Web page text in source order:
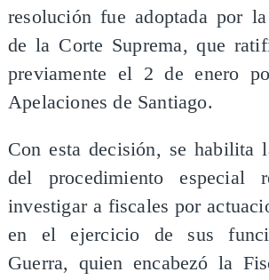
resolución fue adoptada por
de la Corte Suprema, que
previamente el 2 de enero
Apelaciones de Santiago.
Con esta decisión, se habilita
del procedimiento especial
investigar a fiscales por
en el ejercicio de sus
Guerra, quien encabezó la